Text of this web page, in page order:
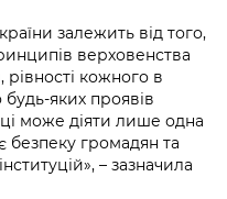
залежить від того,
верховенства
кожного в
будь-яких проявів
може діяти лише одна
безпеку громадян та
– зазначила